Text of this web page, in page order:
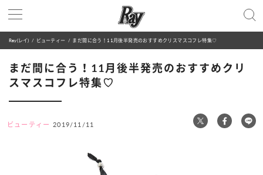
Ray(レイ) ビューティー まだ間に合う！11月後半発売のおすすめクリスマスコフレ特集♡
まだ間に合う！11月後半発売のおすすめクリ
スマスコフレ特集♡
ビューティー 2019/11/11